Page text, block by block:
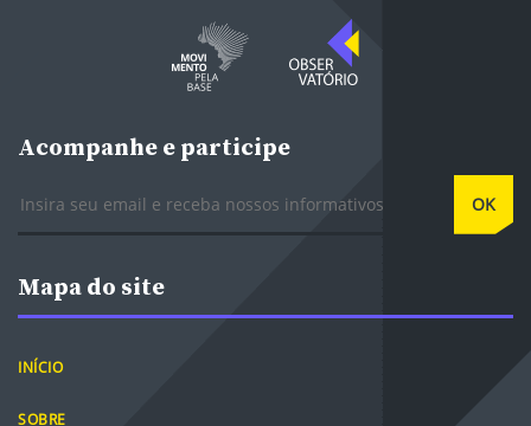
Acompanhe e participe
OK
Mapa do site
INÍCIO
SOBRE